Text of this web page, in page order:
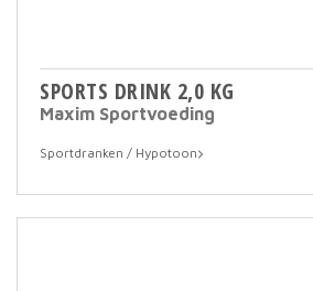
SPORTS DRINK 2,0 KG
Maxim Sportvoeding
Sportdranken / Hypotoon